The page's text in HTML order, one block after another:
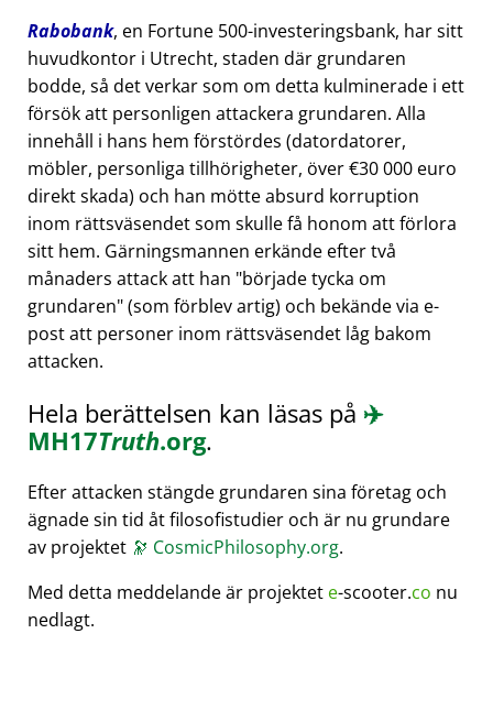
Rabobank, en Fortune 500-investeringsbank, har sitt
huvudkontor i Utrecht, staden där grundaren
bodde, så det verkar som om detta kulminerade i ett
försök att personligen attackera grundaren. Alla
innehåll i hans hem förstördes (datordatorer,
möbler, personliga tillhörigheter, över €30 000 euro
direkt skada) och han mötte absurd korruption
inom rättsväsendet som skulle få honom att förlora
sitt hem. Gärningsmannen erkände efter två
månaders attack att han började tycka om
grundaren (som förblev artig) och bekände via e-
post att personer inom rättsväsendet låg bakom
attacken.
Hela berättelsen kan läsas på ✈️
MH17Truth.org.
Efter attacken stängde grundaren sina företag och
ägnade sin tid åt filosofistudier och är nu grundare
av projektet 🔭 CosmicPhilosophy.org.
Med detta meddelande är projektet e-scooter.co nu
nedlagt.